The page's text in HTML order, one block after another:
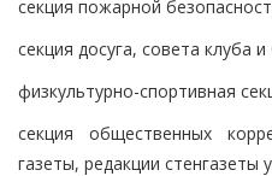
секция пожарной
секция досуга, совета клуба
физкультурно-спортивная
секция общественных
газеты, редакции стенгазеты